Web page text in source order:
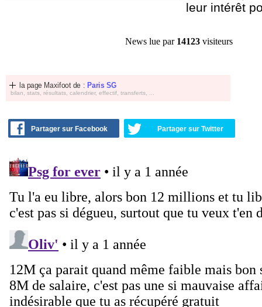
leur intérêt
News lue par 14123 visiteurs
la page Maxifoot de : Paris SG
bilan, stats, résultats, calendrier, effectif, transferts, ...
Partager sur Facebook Partager sur Twitter